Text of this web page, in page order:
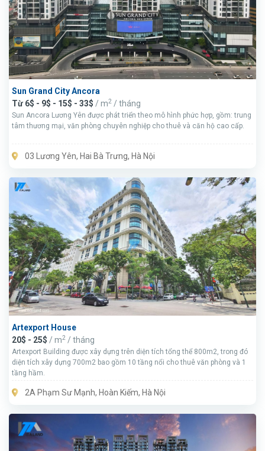
Sun Grand City Ancora
Từ 6$ - 9$ - 15$ - 33$ / m2 / tháng
Sun Ancora Lương Yên được phát triển theo mô hình phức hợp, gồm: trung
tâm thương mại, văn phòng chuyên nghiệp cho thuê và căn hộ cao cấp.
03 Lương Yên, Hai Bà Trưng, Hà Nội
Artexport House
20$ - 25$ / m2 / tháng
Artexport Building được xây dựng trên diện tích tổng thể 800m2, trong đó
diện tích xây dựng 700m2 bao gồm 10 tầng nổi cho thuê văn phòng và 1
tầng hầm.
2A Phạm Sư Mạnh, Hoàn Kiếm, Hà Nội